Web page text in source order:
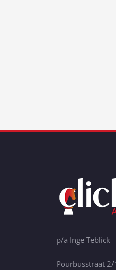
p/a Inge Teblick
Pourbusstraat